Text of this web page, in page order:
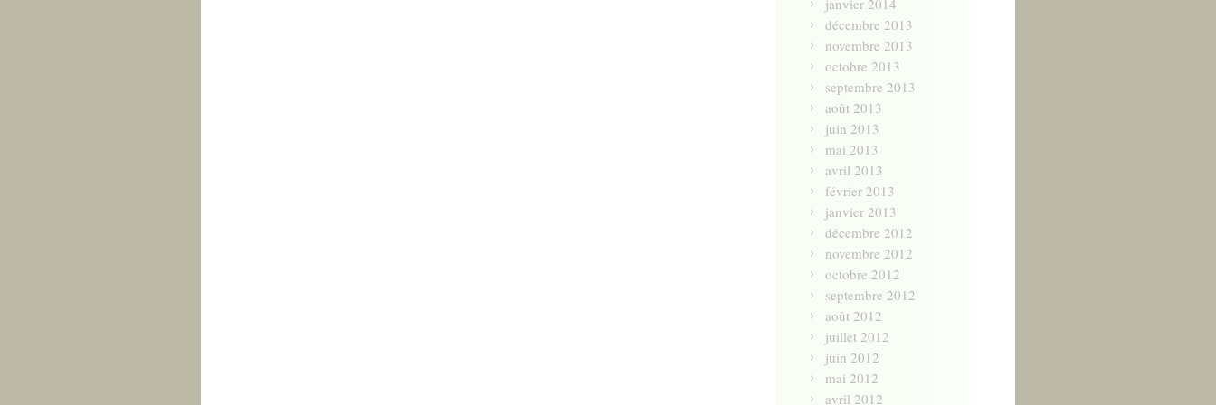
décembre 2013
novembre 2013
octobre 2013
septembre 2013
août 2013
juin 2013
mai 2013
avril 2013
février 2013
janvier 2013
décembre 2012
novembre 2012
octobre 2012
septembre 2012
août 2012
juillet 2012
juin 2012
mai 2012
avril 2012